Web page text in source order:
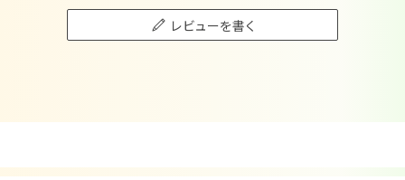
レビューを書く